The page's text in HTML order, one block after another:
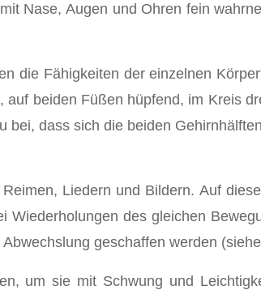
Nase, Augen und Ohren fein
die Fähigkeiten der einzelnen
beiden Füßen hüpfend, im Kreis
dass sich die beiden
Liedern und Bildern. Auf
des gleichen
geschaffen werden
um sie mit Schwung und